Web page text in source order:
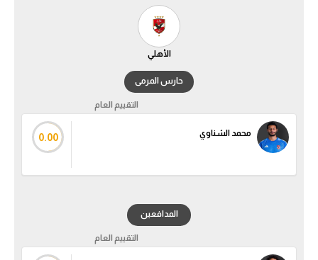
الأهلي
حارس المرمى
التقييم العام
محمد الشناوي 0.00
المدافعين
التقييم العام